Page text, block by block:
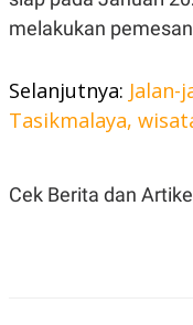
T
A
A
D
E
S
S
L
E
A
S
D
melakukan
Selanjutnya: Jalan-
Tasikmalaya,
Cek Berita dan